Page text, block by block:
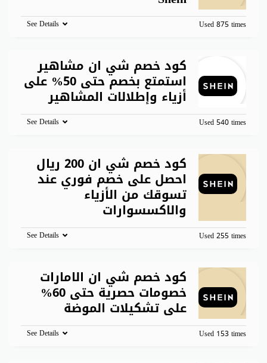
Used 875 times
See Details
كود خصم شي ان مشاهير
استمتع بخصم حتى 50% على
أزياء وإطلالات المشاهير
Used 540 times
See Details
كود خصم شي ان 200 ريال
احصل على خصم فوري عند
تسوقك من الأزياء
والاكسسوارات
Used 255 times
See Details
كود خصم شي ان الامارات
خصومات حصرية حتى 60%
على تشكيلات الموضة
Used 153 times
See Details